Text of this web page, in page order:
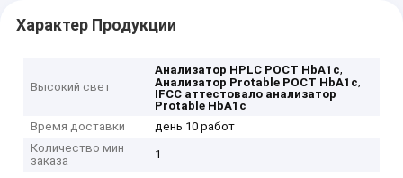
Характер Продукции
Высокий свет
Анализатор HPLC POCT HbA1c,
Анализатор Protable POCT HbA1c,
IFCC аттестовало анализатор
Protable HbA1c
Время доставки
день 10 работ
Количество мин
заказа
1